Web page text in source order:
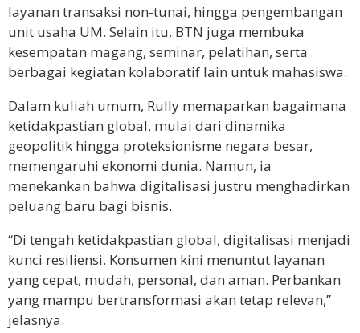
layanan transaksi non-tunai, hingga pengembangan
unit usaha UM. Selain itu, BTN juga membuka
kesempatan magang, seminar, pelatihan, serta
berbagai kegiatan kolaboratif lain untuk mahasiswa.
Dalam kuliah umum, Rully memaparkan bagaimana
ketidakpastian global, mulai dari dinamika
geopolitik hingga proteksionisme negara besar,
memengaruhi ekonomi dunia. Namun, ia
menekankan bahwa digitalisasi justru menghadirkan
peluang baru bagi bisnis.
“Di tengah ketidakpastian global, digitalisasi menjadi
kunci resiliensi. Konsumen kini menuntut layanan
yang cepat, mudah, personal, dan aman. Perbankan
yang mampu bertransformasi akan tetap relevan,”
jelasnya.